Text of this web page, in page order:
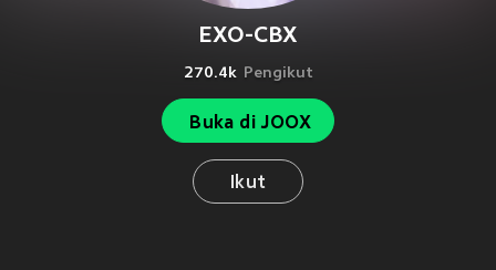
EXO-CBX
270.4k Pengikut
Buka di JOOX
Ikut